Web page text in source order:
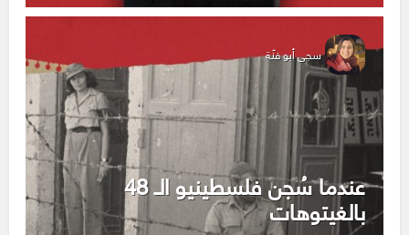
سجى أبو فنّة
عندما سُجن فلسطينيو الـ 48
بالغيتوهات